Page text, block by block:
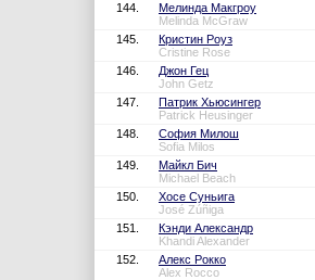
144.
Мелинда Макгроу
Melinda McGraw
145.
Кристин Роуз
Cristine Rose
146.
Джон Гец
John Getz
147.
Патрик Хьюсингер
Patrick Heusinger
148.
София Милош
Sofia Milos
149.
Майкл Бич
Michael Beach
150.
Хосе Суньига
José Zúñiga
151.
Кэнди Александр
Khandi Alexander
152.
Алекс Рокко
Alex Rocco